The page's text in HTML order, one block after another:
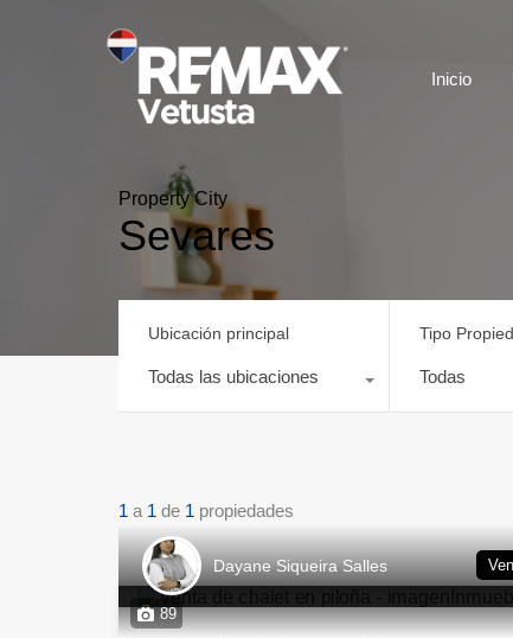
Inicio
Property City
Sevares
Ubicación principal
Todas las ubicaciones
Tipo
Todas
1 a 1 de 1 propiedades
89
Dayane Siqueira Salles